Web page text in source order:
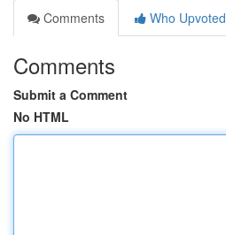
Comments
Who Upvoted
Comments
Submit a Comment
No HTML